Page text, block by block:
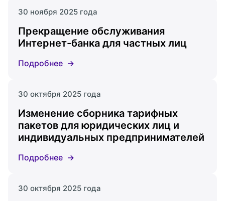
30 ноября 2025 года
Прекращение обслуживания
Интернет-банка для частных лиц
Подробнее
30 октября 2025 года
Изменение сборника тарифных
пакетов для юридических лиц и
индивидуальных предпринимателей
Подробнее
30 октября 2025 года